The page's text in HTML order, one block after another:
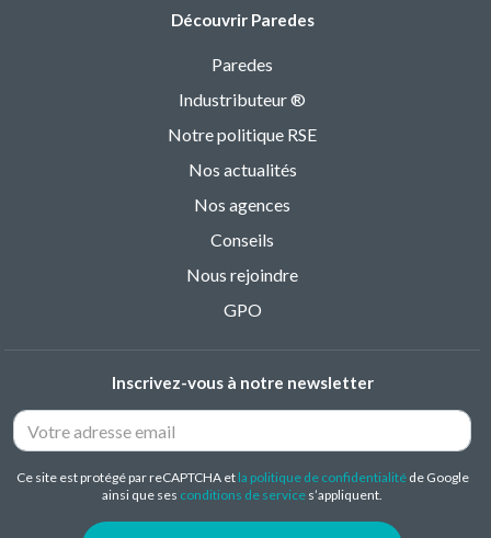
Découvrir Paredes
Paredes
Industributeur ®
Notre politique RSE
Nos actualités
Nos agences
Conseils
Nous rejoindre
GPO
Inscrivez-vous à notre newsletter
Ce site est protégé par reCAPTCHA et la politique de confidentialitéde Google
ainsi que ses conditions de service s’appliquent.